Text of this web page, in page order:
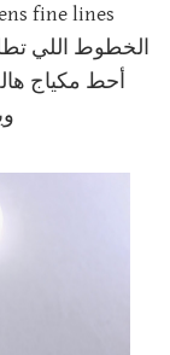
الخطوط اللي
أحط مكياج